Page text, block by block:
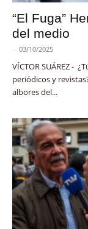
“El Fuga”
del medio
- 03/10/2025
VÍCTOR SUÁREZ -
periódicos y
albores del...